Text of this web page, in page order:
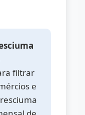
filtrar
e